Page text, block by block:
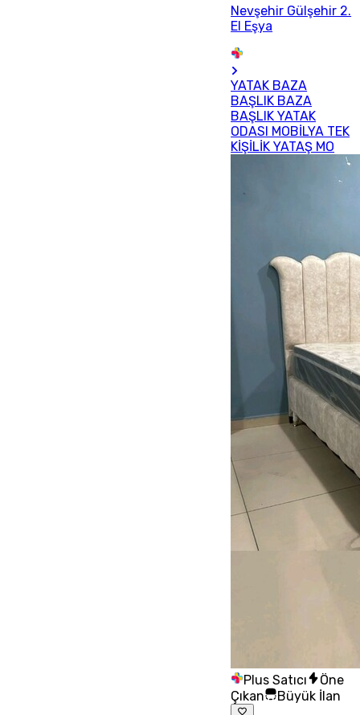
Nevşehir Gülşehir 2.
El Eşya
YATAK BAZA
BAŞLIK BAZA
BAŞLIK YATAK
ODASI MOBİLYA TEK
KİŞİLİK YATAŞ MO
Plus Satıcı
Öne
Çıkan
Büyük İlan